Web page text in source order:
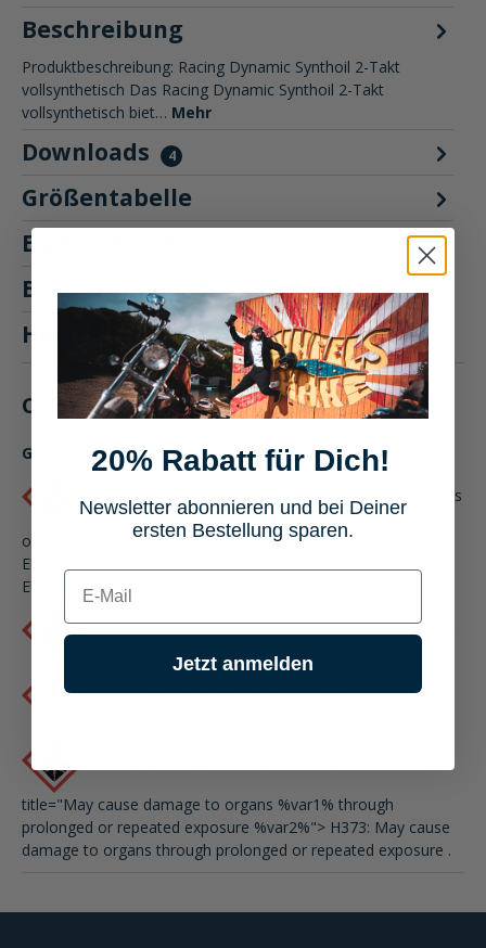
Beschreibung
Produktbeschreibung: Racing Dynamic Synthoil 2-Takt
vollsynthetisch Das Racing Dynamic Synthoil 2-Takt
vollsynthetisch biet… Mehr
Downloads 4
Größentabelle
Eigenschaften
Bewertungen
8
Hersteller "Racing Dynamic"
CLP-/REACH-Hinweise
Gefahrenhinweise
EUH066: Repeated exposure may cause skin dryness
or cracking.
EUH208: Contains
EUH210: Safety data sheet available on request.
H304: May be fatal if swallowed and enters airways.
H317: May cause an allergic skin reaction.
title="May cause damage to organs %var1% through
prolonged or repeated exposure %var2%"> H373: May cause
damage to organs through prolonged or repeated exposure .
20% Rabatt für Dich!
Newsletter abonnieren und bei Deiner
ersten Bestellung sparen.
E-mail
Jetzt anmelden